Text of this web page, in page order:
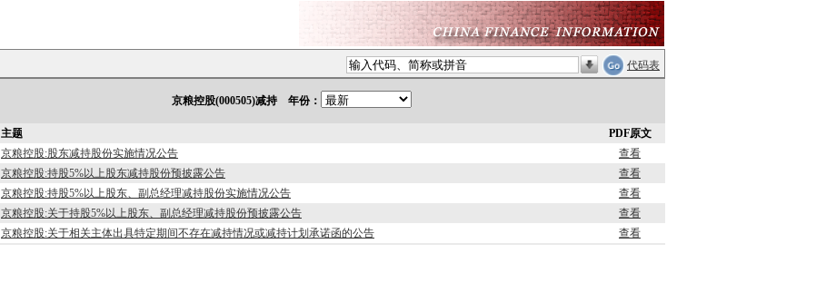
代码表
京粮控股(000505)减持 年份：
主题
PDF原文
京粮控股:股东减持股份实施情况公告
查看
京粮控股:持股5%以上股东减持股份预披露公告
查看
京粮控股:持股5%以上股东、副总经理减持股份实施情况公告
查看
京粮控股:关于持股5%以上股东、副总经理减持股份预披露公告
查看
京粮控股:关于相关主体出具特定期间不存在减持情况或减持计划承诺函的公告 查看